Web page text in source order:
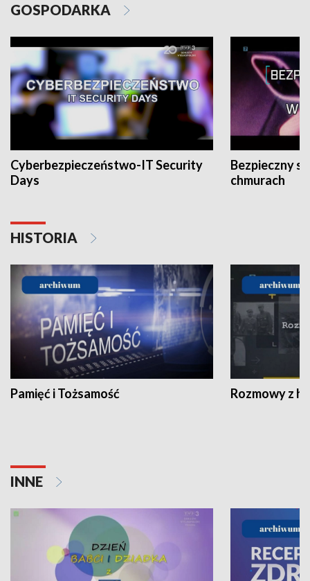
GOSPODARKA
Cyberbezpieczeństwo-IT Security
Days
Bezpieczny
chmurach
HISTORIA
Pamięć i Tożsamość Rozmowy z
INNE